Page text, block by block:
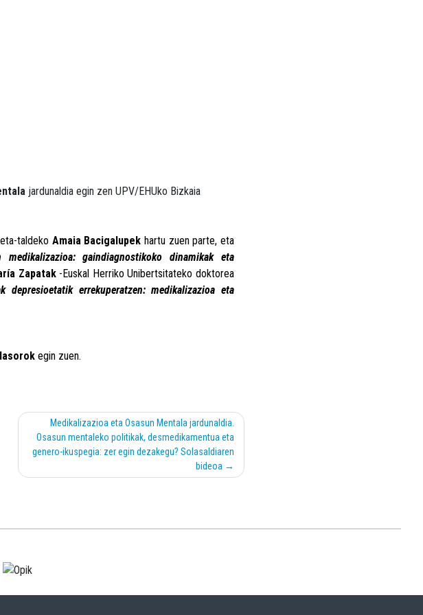
jardunaldia egin zen UPV/EHUko Bizkaia
taldeko Amaia Bacigalupek hartu zuen parte, eta
medikalizazioa: gaindiagnostikoko dinamikak eta
Zapatak-Euskal Herriko Unibertsitateko doktorea
depresioetatik errekuperatzen: medikalizazioa eta
egin zuen.
Medikalizazioa eta Osasun Mentala jardunaldia.
Osasun mentaleko politikak, desmedikamentua eta
genero-ikuspegia: zer egin dezakegu? Solasaldiaren
bideoa